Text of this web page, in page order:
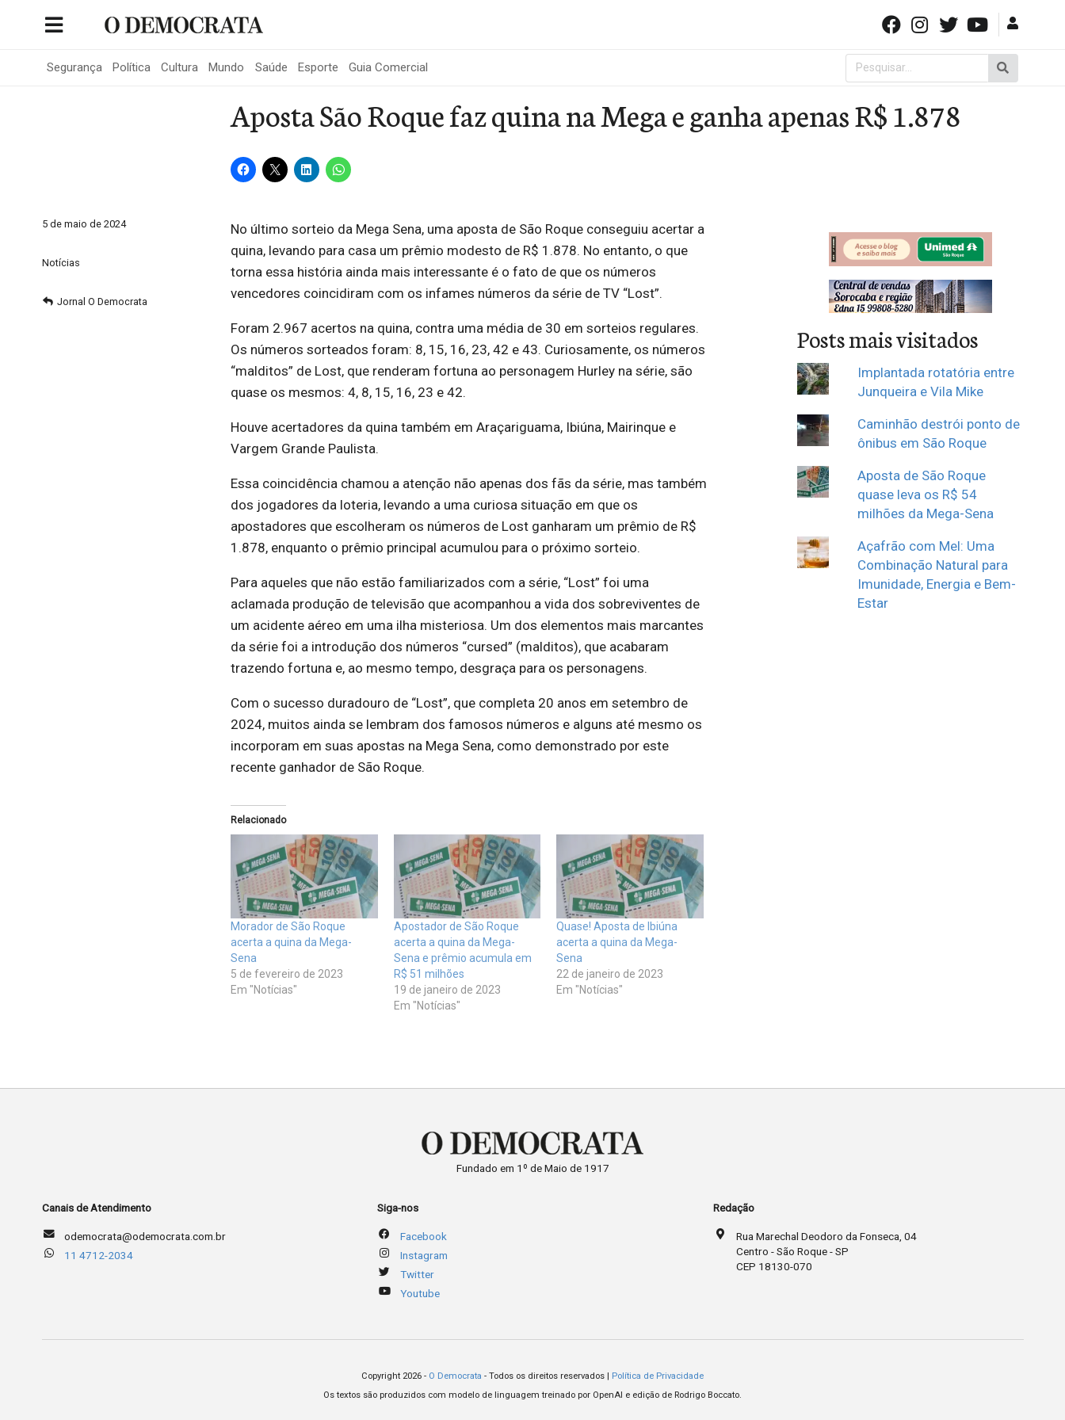
Segurança Política Cultura Mundo Saúde Esporte Guia Comercial
Pesquisar
por:
Aposta São Roque faz quina na Mega e ganha apenas R$ 1.878
5 de maio de 2024
Notícias
Jornal O Democrata
No último sorteio da Mega Sena, uma aposta de São Roque conseguiu acertar a
quina, levando para casa um prêmio modesto de R$ 1.878. No entanto, o que
torna essa história ainda mais interessante é o fato de que os números
vencedores coincidiram com os infames números da série de TV “Lost”.
Foram 2.967 acertos na quina, contra uma média de 30 em sorteios regulares.
Os números sorteados foram: 8, 15, 16, 23, 42 e 43. Curiosamente, os números
“malditos” de Lost, que renderam fortuna ao personagem Hurley na série, são
quase os mesmos: 4, 8, 15, 16, 23 e 42.
Houve acertadores da quina também em Araçariguama, Ibiúna, Mairinque e
Vargem Grande Paulista.
Essa coincidência chamou a atenção não apenas dos fãs da série, mas também
dos jogadores da loteria, levando a uma curiosa situação em que os
apostadores que escolheram os números de Lost ganharam um prêmio de R$
1.878, enquanto o prêmio principal acumulou para o próximo sorteio.
Para aqueles que não estão familiarizados com a série, “Lost” foi uma
aclamada produção de televisão que acompanhou a vida dos sobreviventes de
um acidente aéreo em uma ilha misteriosa. Um dos elementos mais marcantes
da série foi a introdução dos números “cursed” (malditos), que acabaram
trazendo fortuna e, ao mesmo tempo, desgraça para os personagens.
Com o sucesso duradouro de “Lost”, que completa 20 anos em setembro de
2024, muitos ainda se lembram dos famosos números e alguns até mesmo os
incorporam em suas apostas na Mega Sena, como demonstrado por este
recente ganhador de São Roque.
Relacionado
Morador de São Roque
acerta a quina da Mega-
Sena
5 de fevereiro de 2023
Em "Notícias"
Apostador de São Roque
acerta a quina da Mega-
Sena e prêmio acumula em
R$ 51 milhões
19 de janeiro de 2023
Em "Notícias"
Quase! Aposta de Ibiúna
acerta a quina da Mega-
Sena
22 de janeiro de 2023
Em "Notícias"
Posts mais visitados
Implantada rotatória entre
Junqueira e Vila Mike
Caminhão destrói ponto de
ônibus em São Roque
Aposta de São Roque
quase leva os R$ 54
milhões da Mega-Sena
Açafrão com Mel: Uma
Combinação Natural para
Imunidade, Energia e Bem-
Estar
Fundado em 1º de Maio de 1917
Canais de Atendimento
odemocrata@odemocrata.com.br
11 4712-2034
Siga-nos
Facebook
Instagram
Twitter
Youtube
Redação
Rua Marechal Deodoro da Fonseca, 04
Centro - São Roque - SP
CEP 18130-070
Copyright 2026 - O Democrata - Todos os direitos reservados |
Política de Privacidade
Os textos são produzidos com modelo de linguagem treinado por OpenAI e edição de Rodrigo Boccato.